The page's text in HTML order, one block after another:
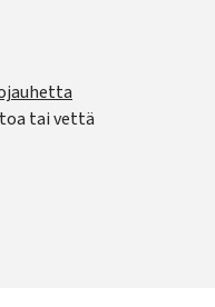
tai vettä